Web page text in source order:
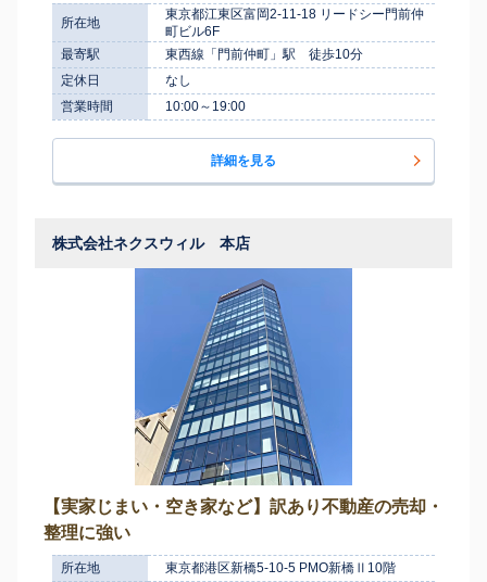
所在地
東京都江東区富岡2-11-18 リードシー門前仲
町ビル6F
最寄駅
東西線「門前仲町」駅 徒歩10分
定休日
なし
営業時間
10:00～19:00
詳細を見る
株式会社ネクスウィル 本店
【実家じまい・空き家など】訳あり不動産の売却・
整理に強い
所在地 東京都港区新橋5-10-5 PMO新橋Ⅱ10階